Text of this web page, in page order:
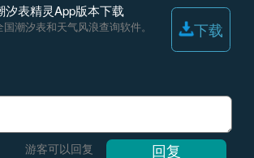
汐表精灵App版本下载
国潮汐表和天气风浪查询软件。 下载
游客可以回复